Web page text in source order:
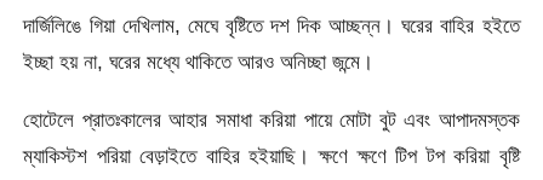
দার্জিলিঙে গিয়া দেখিলাম, মেঘে বৃষ্টিতে দশ দিক আচ্ছন্ন। ঘরের বাহির হইতে
ইচ্ছা হয় না, ঘরের মধ্যে থাকিতে আরও অনিচ্ছা জন্মে।
হোটেলে প্রাতঃকালের আহার সমাধা করিয়া পায়ে মোটা বুট এবং আপাদমস্তক
ম্যাকিস্টশ পরিয়া বেড়াইতে বাহির হইয়াছি। ক্ষণে ক্ষণে টিপ টপ করিয়া বৃষ্টি